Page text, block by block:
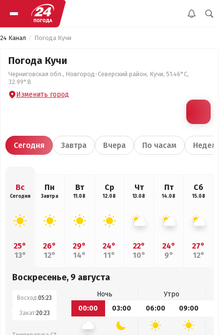
24 Канал Погода Кучи
Погода Кучи
Черниговская обл., Новгород-Северский район, Кучи, 51.46°С,
32.99°В
Изменить город
Сегодня Завтра Вчера По часам
Вс
Сегодня
25°
13°
Пн
Завтра
26°
12°
Вт
11.08
29°
14°
Ср
12.08
24°
11°
Чт
13.08
22°
10°
Пт
14.08
24°
9°
Сб
15.08
27°
12°
Воскресенье, 9 августа
Восход:05:23
Закат:20:23
Ночь
Утро
00:00
03:00 06:00 09:00